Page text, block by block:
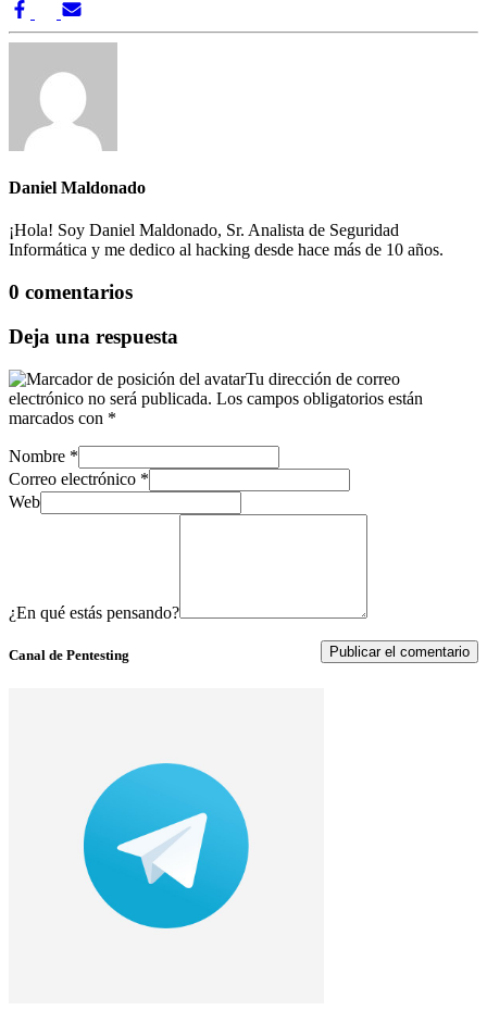
Daniel Maldonado
¡Hola! Soy Daniel Maldonado, Sr. Analista de Seguridad
Informática y me dedico al hacking desde hace más de 10 años.
0 comentarios
Deja una respuesta
Tu dirección de correo
electrónico no será publicada. Los campos obligatorios están
marcados con *
Nombre *
Correo electrónico *
Web
¿En qué estás pensando?
Canal de Pentesting